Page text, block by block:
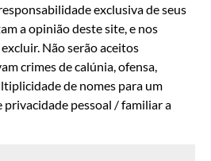
exclusiva de seus
a opinião deste site, e nos
Não serão aceitos
crimes de calúnia, ofensa,
de nomes para um
privacidade pessoal / familiar a